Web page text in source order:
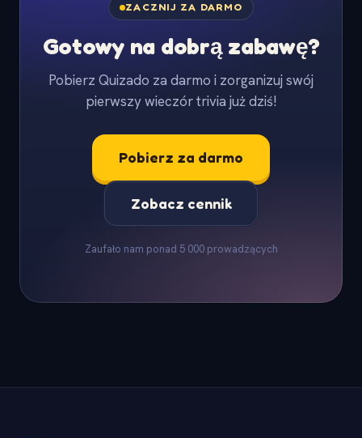
ZACZNIJ ZA DARMO
Gotowy na dobrą zabawę?
Pobierz Quizado za darmo i zorganizuj swój
pierwszy wieczór trivia już dziś!
Pobierz za darmo
Zobacz cennik
Zaufało nam ponad 5 000 prowadzących